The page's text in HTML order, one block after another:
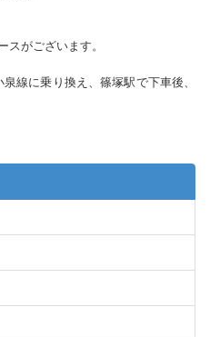
がございます。
線に乗り換え、篠塚駅で下車後、